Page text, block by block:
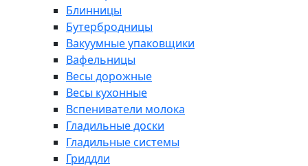
Блинницы
Бутербродницы
Вакуумные упаковщики
Вафельницы
Весы дорожные
Весы кухонные
Вспениватели молока
Гладильные доски
Гладильные системы
Гриддли